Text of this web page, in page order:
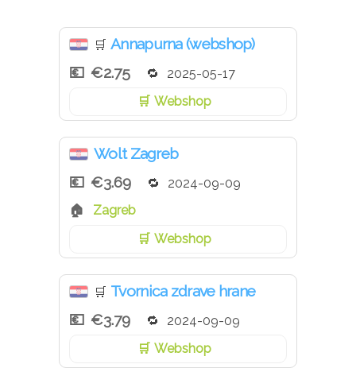
🛒 Annapurna (webshop)
€2.75
2025-05-17
Webshop
Wolt Zagreb
€3.69
2024-09-09
Zagreb
Webshop
🛒 Tvornica zdrave hrane
€3.79
2024-09-09
Webshop